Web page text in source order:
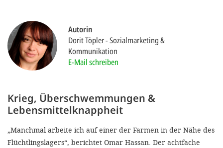
Autorin
Dorit Töpler Sozialmarketing &
Kommunikation
E-Mail schreiben
Krieg, Überschwemmungen &
Lebensmittelknappheit
„Manchmal arbeite ich auf einer der Farmen in der Nähe des
Flüchtlingslagers“, berichtet Omar Hassan. Der achtfache